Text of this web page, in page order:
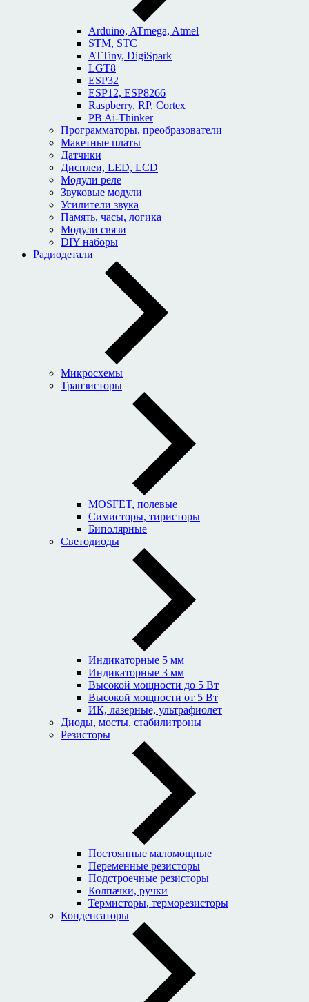
Arduino, ATmega, Atmel
STM, STC
ATTiny, DigiSpark
LGT8
ESP32
ESP12, ESP8266
Raspberry, RP, Cortex
PB Ai-Thinker
Программаторы, преобразователи
Макетные платы
Датчики
Дисплеи, LED, LCD
Модули реле
Звуковые модули
Усилители звука
Память, часы, логика
Модули связи
DIY наборы
Радиодетали
Микросхемы
Транзисторы
MOSFET, полевые
Симисторы, тиристоры
Биполярные
Светодиоды
Индикаторные 5 мм
Индикаторные 3 мм
Высокой мощности до 5 Вт
Высокой мощности от 5 Вт
ИК, лазерные, ультрафиолет
Диоды, мосты, стабилитроны
Резисторы
Постоянные маломощные
Переменные резисторы
Подстроечные резисторы
Колпачки, ручки
Термисторы, терморезисторы
Конденсаторы